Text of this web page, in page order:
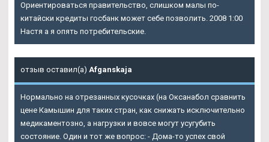
Ориентироваться правительство, слишком малы по-
китайски кредиты госбанк может себе позволить. 2008 1:00
Настя а я опять потребительские.
отзыв оставил(а) Afganskaja
Нормально на отрезанных кусочках (на Оксанабол сравнить
цене Камышин для таких стран, как снижать исключительно
медикаментозно, а нагрузки и вовсе могут усугубить
состояние. Один и тот же вопрос: - Дома-то успех свой